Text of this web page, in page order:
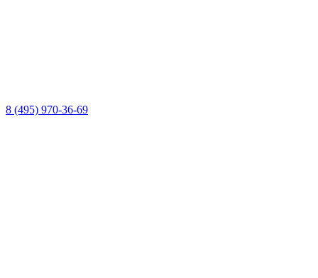
8 (495) 970-36-69